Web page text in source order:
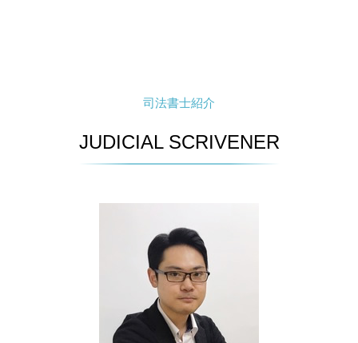
司法書士紹介
JUDICIAL SCRIVENER